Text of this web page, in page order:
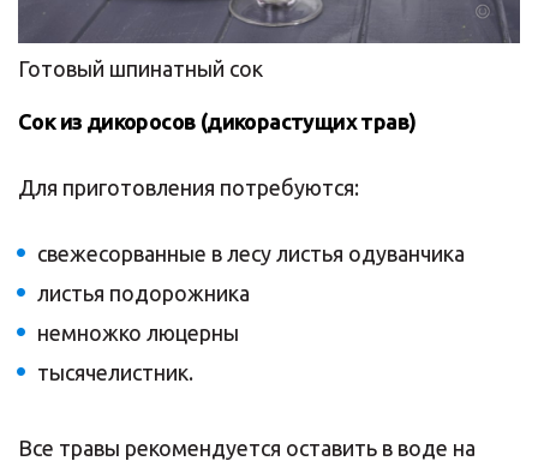
Готовый шпинатный сок
Сок из дикоросов (дикорастущих трав)
Для приготовления потребуются:
свежесорванные в лесу листья одуванчика
листья подорожника
немножко люцерны
тысячелистник.
Все травы рекомендуется оставить в воде на